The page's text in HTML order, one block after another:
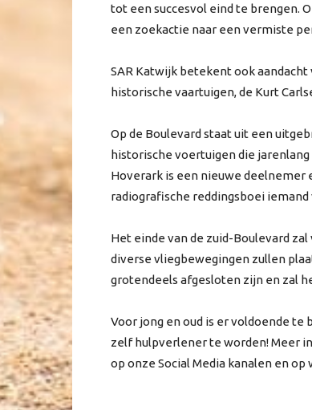
tot een succesvol eind te brengen.
een zoekactie naar een vermiste
SAR Katwijk betekent ook
historische vaartuigen, de Kurt
Op de Boulevard staat uit een
historische voertuigen die
Hoverark is een nieuwe
radiografische reddingsboei
Het einde van de zuid-Boulevard
diverse vliegbewegingen zullen
grotendeels afgesloten zijn en zal
Voor jong en oud is er voldoende
zelf hulpverlener te worden! Meer
op onze Social Media kanalen en